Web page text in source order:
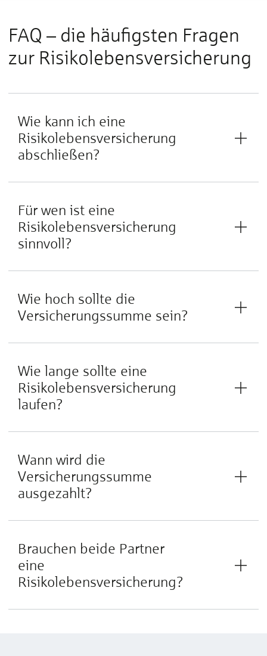
FAQ – die häu­figsten Fra­gen
zur Risiko­lebens­ver­sicherung
Wie kann ich eine
Risikolebensversicherung
abschließen?
Für wen ist eine
Risikolebensversicherung
sinnvoll?
Wie hoch sollte die
Versicherungssumme sein?
Wie lange sollte eine
Risikolebensversicherung
laufen?
Wann wird die
Versicherungssumme
ausgezahlt?
Brauchen beide Partner
eine
Risikolebensversicherung?